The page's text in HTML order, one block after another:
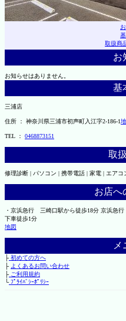
取扱商
お
お知らせはありません。
基
三浦店
住所 ： 神奈川県三浦市初声町入江字2-186-1
TEL ： 0468873151
取
修理診断 | パソコン | 携帯電話 | 家電 | エアコ
お店へ
・京浜急行 三崎口駅から徒歩18分 京浜急
下車徒歩1分
地図
メ
├初めての方へ
├ よくあるお問い合わせ
├ご利用規約
└ﾌﾟﾗｲﾊﾞｼｰﾎﾟﾘｼｰ